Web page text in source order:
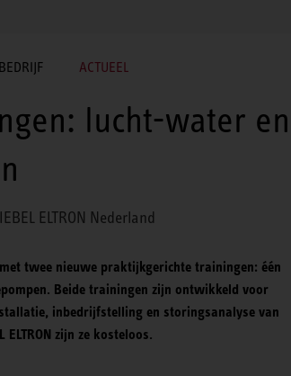
BEDRIJF ACTUEEL
lucht-water en
ELTRON Nederland
twee nieuwe praktijkgerichte trainingen: één
Beide trainingen zijn ontwikkeld voor
inbedrijfstelling en storingsanalyse van
zijn ze kosteloos.